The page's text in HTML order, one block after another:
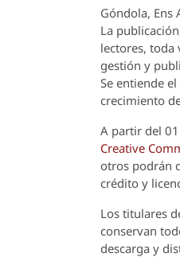
Góndola, Ens
La
lectores, toda
gestión y
Se entiende
crecimiento
A partir del
Creative
otros podrán
crédito y
Los titulares
conservan
descarga y